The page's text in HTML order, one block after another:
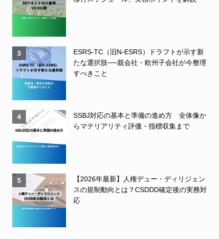
3
ESRS-TC（旧N-ESRS）ドラフトが示す新
たな選択肢──親会社・欧州子会社が今整理
すべきこと
4
SSBJ対応の基本と準備の進め方 全体像か
らマテリアリティ評価・指標収集まで
5
【2026年最新】人権デュー・ディリジェン
スの規制動向とは？CSDDD確定後の実務対
応